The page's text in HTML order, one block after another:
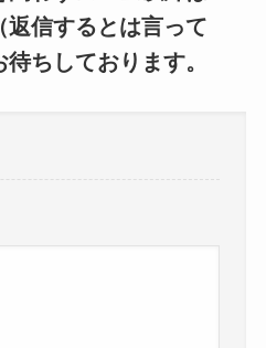
信するとは言って
ちしております。